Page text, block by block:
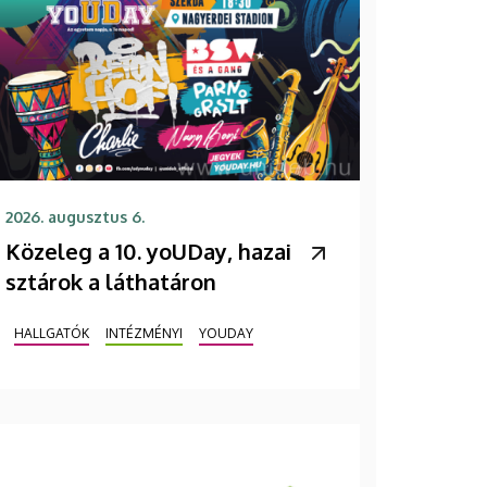
2026. augusztus 6.
Közeleg a 10. yoUDay, hazai
sztárok a láthatáron
HALLGATÓK INTÉZMÉNYI YOUDAY